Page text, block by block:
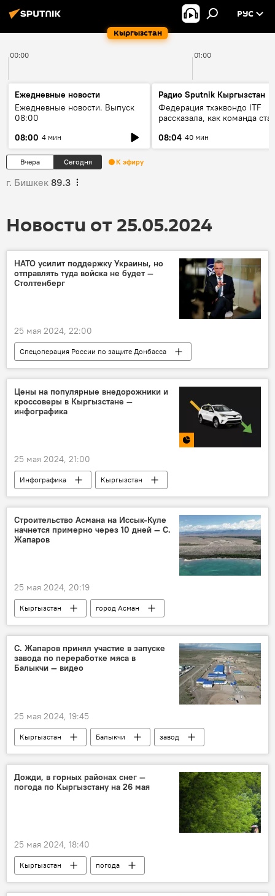
Кыргызстан
РУС
00:00 01:00
Ежедневные новости
Ежедневные новости. Выпуск
08:00
08:00 4 мин
Радио Sputnik Кыргызстан
Федерация тхэквондо ITF
рассказала, как команда
08:04 40 мин
Вчера Сегодня К эфиру
г. Бишкек 89.3
Новости от 25.05.2024
НАТО усилит поддержку Украины, но
отправлять туда войска не будет —
Столтенберг
25 мая 2024, 22:00
Спецоперация России по защите Донбасса
Украина
НАТО
войска
поддержка
Йенс Столтенберг
Цены на популярные внедорожники и
кроссоверы в Кыргызстане —
инфографика
25 мая 2024, 21:00
Инфографика
Кыргызстан
Цены на автомобили в Кыргызстане
авторынок
автомобили
внедорожники
Строительство Асмана на Иссык-Куле
начнется примерно через 10 дней — С.
Жапаров
25 мая 2024, 20:19
Кыргызстан
город Асман
Иссык-Куль
строительство
старт
Садыр Жапаров
С. Жапаров принял участие в запуске
завода по переработке мяса в
Балыкчи — видео
25 мая 2024, 19:45
Кыргызстан Балыкчи
завод
запуск
мясо
переработка
Дожди, в горных районах снег —
погода по Кыргызстану на 26 мая
25 мая 2024, 18:40
Кыргызстан
погода
погода в Кыргызстане
дождь